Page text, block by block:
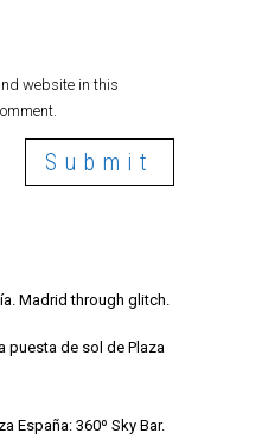
website in this
Madrid through glitch.
puesta de sol de Plaza
España: 360º Sky Bar.